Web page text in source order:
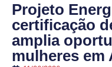
Projeto
certificação
amplia
mulheres em